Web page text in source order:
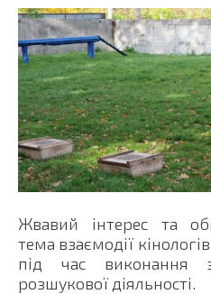
Жвавий інтерес та
тема взаємодії
під час виконання
розшукової діяльності.